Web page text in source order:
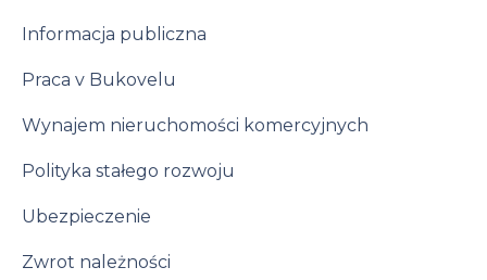
Informacja publiczna
Praca v Bukovelu
Wynajem nieruchomości komercyjnych
Polityka stałego rozwoju
Ubezpieczenie
Zwrot należności